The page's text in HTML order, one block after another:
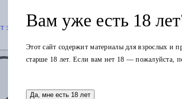
эльфов и хоббитов до Нуменора и Ока Саурона
Вам уже есть 18
Этот сайт содержит материалы для взрослых и
старше 18 лет. Если вам нет 18 — пожалуйста,
Да, мне есть 18 лет